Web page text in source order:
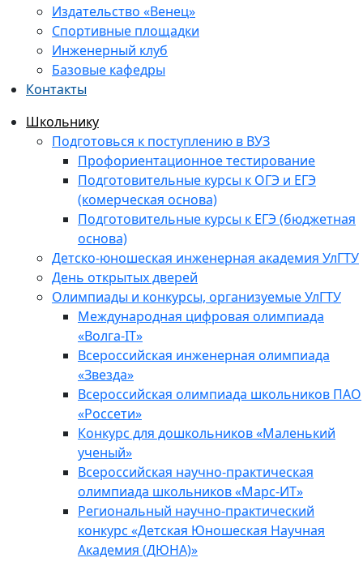
Издательство «Венец»
Спортивные площадки
Инженерный клуб
Базовые кафедры
Контакты
Школьнику
Подготовься к поступлению в ВУЗ
Профориентационное тестирование
Подготовительные курсы к ОГЭ и ЕГЭ
(комерческая основа)
Подготовительные курсы к ЕГЭ (бюджетная
основа)
Детско-юношеская инженерная академия УлГТУ
День открытых дверей
Олимпиады и конкурсы, организуемые УлГТУ
Международная цифровая олимпиада
«Волга-IT»
Всероссийская инженерная олимпиада
«Звезда»
Всероссийская олимпиада школьников ПАО
«Россети»
Конкурс для дошкольников «Маленький
ученый»
Всероссийская научно-практическая
олимпиада школьников «Марс-ИТ»
Региональный научно-практический
конкурс «Детская Юношеская Научная
Академия (ДЮНА)»